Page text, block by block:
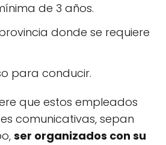
de 3 años.
donde se requiere
para conducir.
que estos empleados
comunicativas, sepan
ser organizados con su